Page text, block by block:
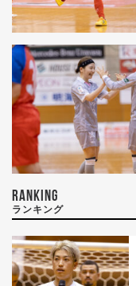
RANKING
ランキング